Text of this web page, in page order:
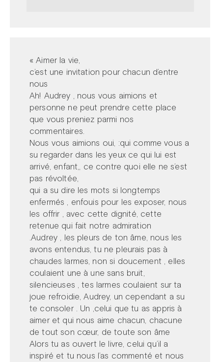
« Aimer la vie,
c’est une invitation pour chacun d’entre
nous
Ah! Audrey , nous vous aimions et
personne ne peut prendre cette place
que vous preniez parmi nos
commentaires.
Nous vous aimions oui, :qui comme vous a
su regarder dans les yeux ce qui lui est
arrivé, enfant,, ce contre quoi elle ne s’est
pas révoltée,
qui a su dire les mots si longtemps
enfermés , enfouis pour les exposer, nous
les offrir , avec cette dignité, cette
retenue qui fait notre admiration
.Audrey , les pleurs de ton âme, nous les
avons entendus, tu ne pleurais pas à
chaudes larmes, non si doucement , elles
coulaient une à une sans bruit,
silencieuses , tes larmes coulaient sur ta
joue refroidie, Audrey, un cependant a su
te consoler . Un ,celui que tu as appris à
aimer et qui nous aime chacun, chacune
de tout son cœur, de toute son âme
Alors tu as ouvert le livre, celui qu’il a
inspiré et tu nous l’as commenté et nous